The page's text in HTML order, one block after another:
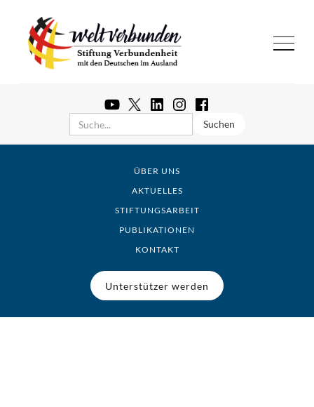
ÜBER UNS
AKTUELLES
STIFTUNGSARBEIT
PUBLIKATIONEN
KONTAKT
Unterstützer werden